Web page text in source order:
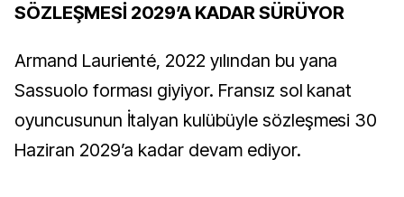
SÖZLEŞMESİ 2029’A KADAR SÜRÜYOR
Armand Laurienté, 2022 yılından bu yana
Sassuolo forması giyiyor. Fransız sol kanat
oyuncusunun İtalyan kulübüyle sözleşmesi 30
Haziran 2029’a kadar devam ediyor.